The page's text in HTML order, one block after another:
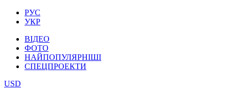
РУС
УКР
ВІДЕО
ФОТО
НАЙПОПУЛЯРНІШІ
СПЕЦПРОЕКТИ
USD